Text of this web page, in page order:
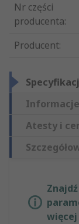
Nr części
producenta:
Producent:
Atesty i